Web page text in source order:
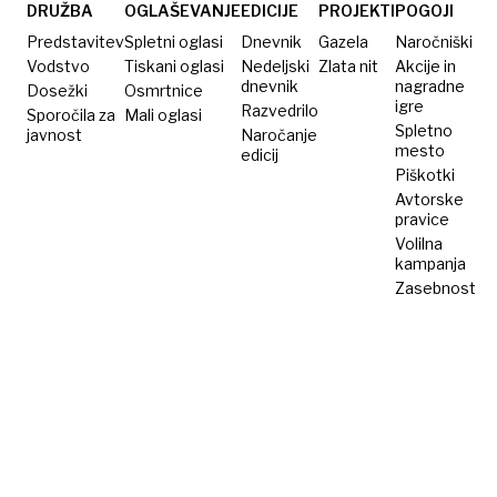
skoraj
150
odstotkov
DRUŽBA
Predstavitev
Vodstvo
Dosežki
Sporočila za
javnost
OGLAŠEVANJE
Spletni oglasi
Tiskani oglasi
Osmrtnice
Mali oglasi
EDICIJE
Dnevnik
Nedeljski
dnevnik
Razvedrilo
Naročanje
edicij
PROJEKTI
Gazela
Zlata nit
POGOJI
Naročniški
Akcije in
nagradne
igre
Spletno
mesto
Piškotki
Avtorske
pravice
Volilna
kampanja
Zasebnost